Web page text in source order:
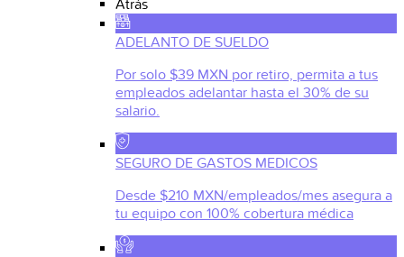
Atrás
ADELANTO DE SUELDO
Por solo $39 MXN por retiro, permita a tus
empleados adelantar hasta el 30% de su
salario.
SEGURO DE GASTOS MEDICOS
Desde $210 MXN/empleados/mes asegura a
tu equipo con 100% cobertura médica